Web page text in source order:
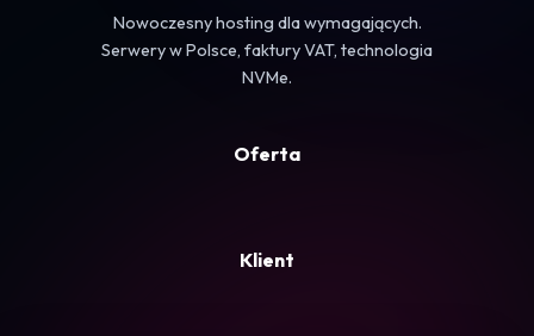
Nowoczesny hosting dla wymagających.
Serwery w Polsce, faktury VAT, technologia
NVMe.
Oferta
Klient